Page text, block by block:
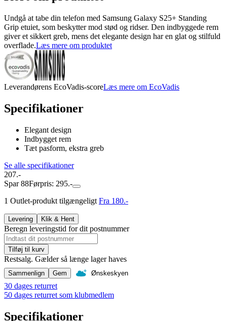
Undgå at tabe din telefon med Samsung Galaxy S25+ Standing
Grip etuiet, som beskytter mod stød og ridser. Den indbyggede rem
giver et sikkert greb, mens det elegante design har en glat og stilfuld
overflade.Læs mere om produktet
Leverandørens EcoVadis-scoreLæs mere om EcoVadis
Specifikationer
Elegant design
Indbygget rem
Tæt pasform, ekstra greb
Se alle specifikationer
207.-
Spar 88Førpris: 295.-
1 Outlet-produkt tilgængeligt Fra 180.-
Levering Klik & Hent
Beregn leveringstid for dit postnummer
Tilføj til kurv
Restsalg. Gælder så længe lager haves
Sammenlign Gem Ønskeskyen
30 dages returret
50 dages returret som klubmedlem
Specifikationer